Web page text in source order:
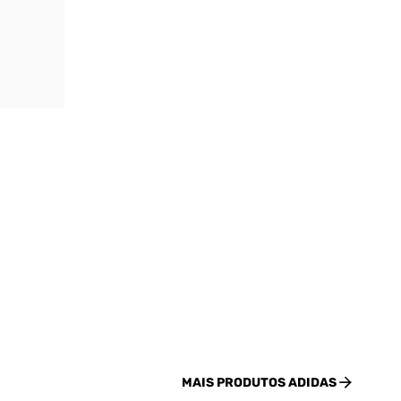
MAIS PRODUTOSADIDAS